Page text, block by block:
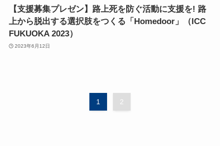
【支援募集プレゼン】路上死を防ぐ活動に支援を! 路
上から脱出する選択肢をつくる「Homedoor」（ICC
FUKUOKA 2023）
2023年6月12日
1 2